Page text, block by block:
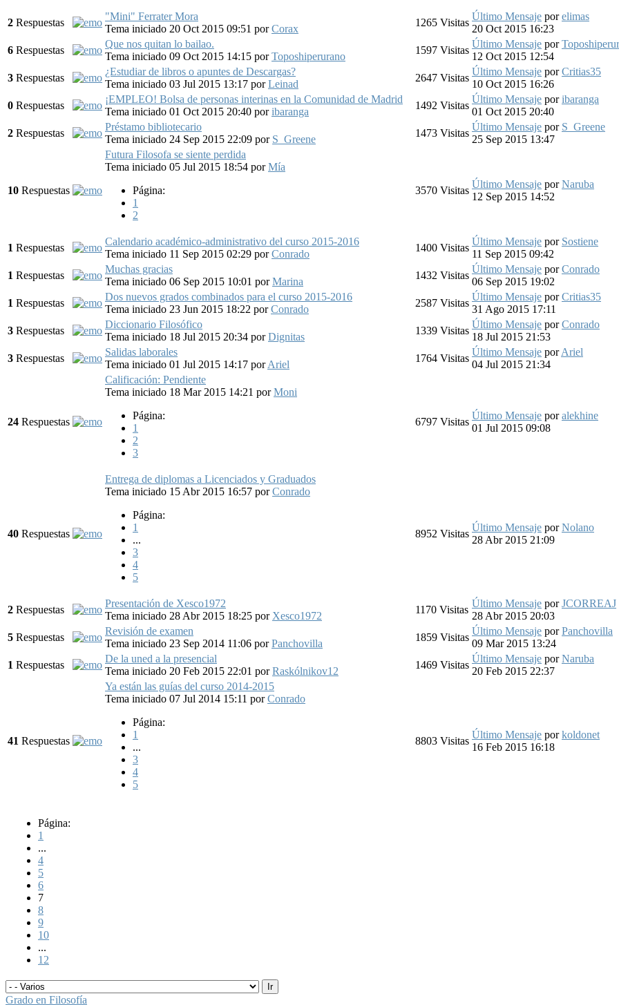
2 Respuestas
"Mini" Ferrater Mora
Tema iniciado 20 Oct 2015 09:51 porCorax
1265 Visitas
Último Mensaje porelimas
20 Oct 2015 16:23
6 Respuestas
Que nos quitan lo bailao.
Tema iniciado 09 Oct 2015 14:15 porToposhiperurano
1597 Visitas
Último Mensaje por
12 Oct 2015 12:54
3 Respuestas
¿Estudiar de libros o apuntes de Descargas?
Tema iniciado 03 Jul 2015 13:17 porLeinad
2647 Visitas
Último Mensaje porCritias35
10 Oct 2015 16:26
0 Respuestas
¡EMPLEO! Bolsa de personas interinas en la Comunidad de Madrid
Tema iniciado 01 Oct 2015 20:40 poribaranga
1492 Visitas
Último Mensaje poribaranga
01 Oct 2015 20:40
2 Respuestas
Préstamo bibliotecario
Tema iniciado 24 Sep 2015 22:09 por S_Greene
1473 Visitas
Último Mensaje por S_Greene
25 Sep 2015 13:47
10 Respuestas
Futura Filosofa se siente perdida
Tema iniciado 05 Jul 2015 18:54 porMía
Página:
1
2
3570 Visitas
Último Mensaje porNaruba
12 Sep 2015 14:52
1 Respuestas
Calendario académico-administrativo del curso 2015-2016
Tema iniciado 11 Sep 2015 02:29 porConrado
1400 Visitas
Último Mensaje por Sostiene
11 Sep 2015 09:42
1 Respuestas
Muchas gracias
Tema iniciado 06 Sep 2015 10:01 porMarina
1432 Visitas
Último Mensaje porConrado
06 Sep 2015 19:02
1 Respuestas
Dos nuevos grados combinados para el curso 2015-2016
Tema iniciado 23 Jun 2015 18:22 porConrado
2587 Visitas
Último Mensaje porCritias35
31 Ago 2015 17:11
3 Respuestas
Diccionario Filosófico
Tema iniciado 18 Jul 2015 20:34 porDignitas
1339 Visitas
Último Mensaje porConrado
18 Jul 2015 21:53
3 Respuestas
Salidas laborales
Tema iniciado 01 Jul 2015 14:17 porAriel
1764 Visitas
Último Mensaje porAriel
04 Jul 2015 21:34
24 Respuestas
Calificación: Pendiente
Tema iniciado 18 Mar 2015 14:21 porMoni
Página:
1
2
3
6797 Visitas
Último Mensaje poralekhine
01 Jul 2015 09:08
40 Respuestas
Entrega de diplomas a Licenciados y Graduados
Tema iniciado 15 Abr 2015 16:57 porConrado
Página:
1
...
3
4
5
8952 Visitas
Último Mensaje porNolano
28 Abr 2015 21:09
2 Respuestas
Presentación de Xesco1972
Tema iniciado 28 Abr 2015 18:25 por Xesco1972
1170 Visitas
Último Mensaje porJCORREAJ
28 Abr 2015 20:03
5 Respuestas
Revisión de examen
Tema iniciado 23 Sep 2014 11:06 porPanchovilla
1859 Visitas
Último Mensaje porPanchovilla
09 Mar 2015 13:24
1 Respuestas
De la uned a la presencial
Tema iniciado 20 Feb 2015 22:01 porRaskólnikov12
1469 Visitas
Último Mensaje porNaruba
20 Feb 2015 22:37
41 Respuestas
Ya están las guías del curso 2014-2015
Tema iniciado 07 Jul 2014 15:11 porConrado
Página:
1
...
3
4
5
8803 Visitas
Último Mensaje porkoldonet
16 Feb 2015 16:18
Página:
1
...
4
5
6
7
8
9
10
...
12
Grado en Filosofía